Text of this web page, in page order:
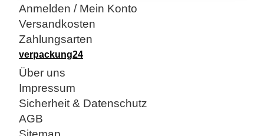
Anmelden / Mein Konto
Versandkosten
Zahlungsarten
verpackung24
Über uns
Impressum
Sicherheit & Datenschutz
AGB